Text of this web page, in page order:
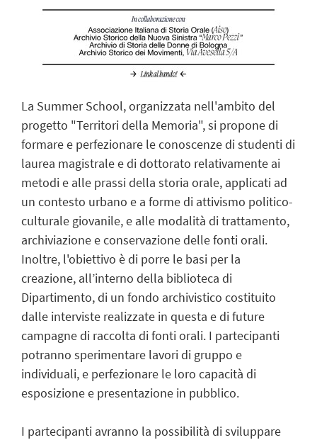
La Summer School, organizzata nell'ambito del
progetto "Territori della Memoria", si propone di
formare e perfezionare le conoscenze di studenti di
laurea magistrale e di dottorato relativamente ai
metodi e alle prassi della storia orale, applicati ad
un contesto urbano e a forme di attivismo politico-
culturale giovanile, e alle modalità di trattamento,
archiviazione e conservazione delle fonti orali.
Inoltre, l'obiettivo è di porre le basi per la
creazione, all’interno della biblioteca di
Dipartimento, di un fondo archivistico costituito
dalle interviste realizzate in questa e di future
campagne di raccolta di fonti orali. I partecipanti
potranno sperimentare lavori di gruppo e
individuali, e perfezionare le loro capacità di
esposizione e presentazione in pubblico.
I partecipanti avranno la possibilità di sviluppare